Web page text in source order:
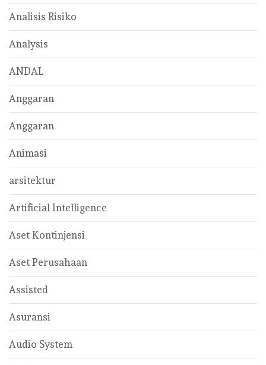
Analisis Risiko
Analysis
ANDAL
Anggaran
Anggaran
Animasi
arsitektur
Artificial Intelligence
Aset Kontinjensi
Aset Perusahaan
Assisted
Asuransi
Audio System